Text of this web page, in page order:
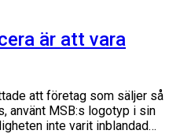
är att vara
att företag som säljer så
använt MSB:s logotyp i sin
inte varit inblandad…